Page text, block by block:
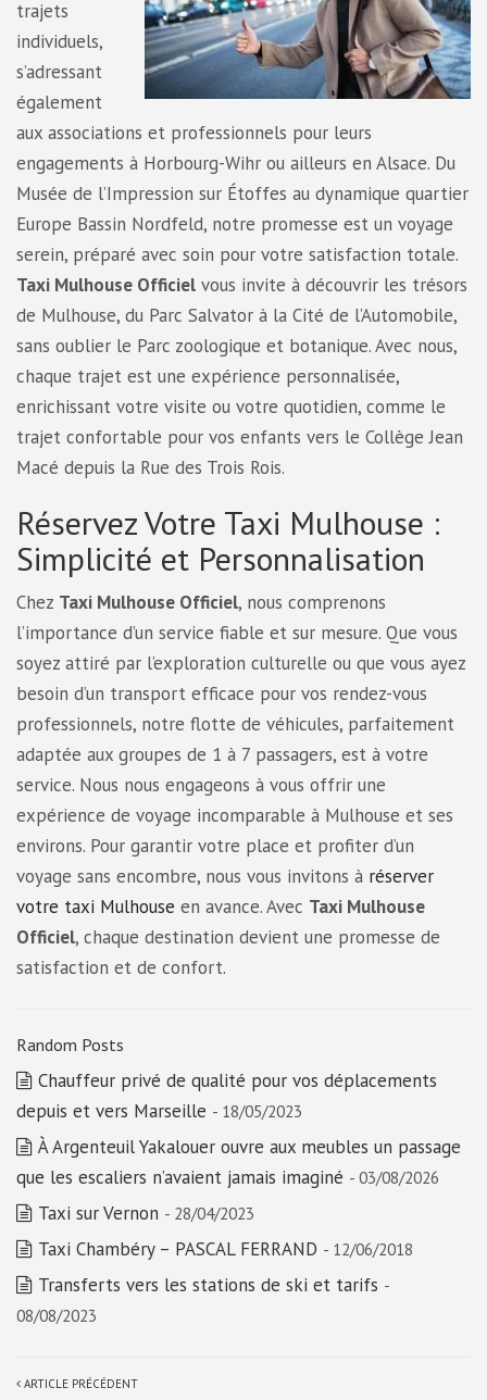
trajets
individuels,
s’adressant
également
aux associations et professionnels pour leurs
engagements à Horbourg-Wihr ou ailleurs en Alsace. Du
Musée de l’Impression sur Étoffes au dynamique quartier
Europe Bassin Nordfeld, notre promesse est un voyage
serein, préparé avec soin pour votre satisfaction totale.
Taxi Mulhouse Officiel vous invite à découvrir les trésors
de Mulhouse, du Parc Salvator à la Cité de l’Automobile,
sans oublier le Parc zoologique et botanique. Avec nous,
chaque trajet est une expérience personnalisée,
enrichissant votre visite ou votre quotidien, comme le
trajet confortable pour vos enfants vers le Collège Jean
Macé depuis la Rue des Trois Rois.
Réservez Votre Taxi Mulhouse :
Simplicité et Personnalisation
Chez Taxi Mulhouse Officiel, nous comprenons
l’importance d’un service fiable et sur mesure. Que vous
soyez attiré par l’exploration culturelle ou que vous ayez
besoin d’un transport efficace pour vos rendez-vous
professionnels, notre flotte de véhicules, parfaitement
adaptée aux groupes de 1 à 7 passagers, est à votre
service. Nous nous engageons à vous offrir une
expérience de voyage incomparable à Mulhouse et ses
environs. Pour garantir votre place et profiter d’un
voyage sans encombre, nous vous invitons à réserver
votre taxi Mulhouse en avance. Avec Taxi Mulhouse
Officiel, chaque destination devient une promesse de
satisfaction et de confort.
Random Posts
Chauffeur privé de qualité pour vos déplacements
depuis et vers Marseille - 18/05/2023
À Argenteuil Yakalouer ouvre aux meubles un passage
que les escaliers n’avaient jamais imaginé - 03/08/2026
Taxi sur Vernon - 28/04/2023
Taxi Chambéry – PASCAL FERRAND - 12/06/2018
Transferts vers les stations de ski et tarifs -
08/08/2023
ARTICLE PRÉCÉDENT